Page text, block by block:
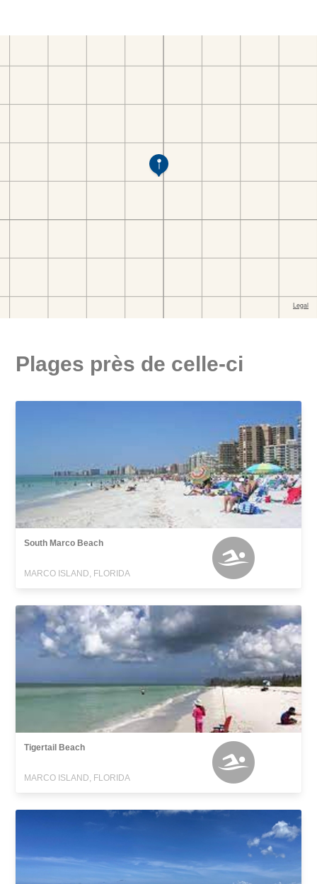
Plages près de celle-ci
South Marco Beach
MARCO ISLAND, FLORIDA
Tigertail Beach
MARCO ISLAND, FLORIDA